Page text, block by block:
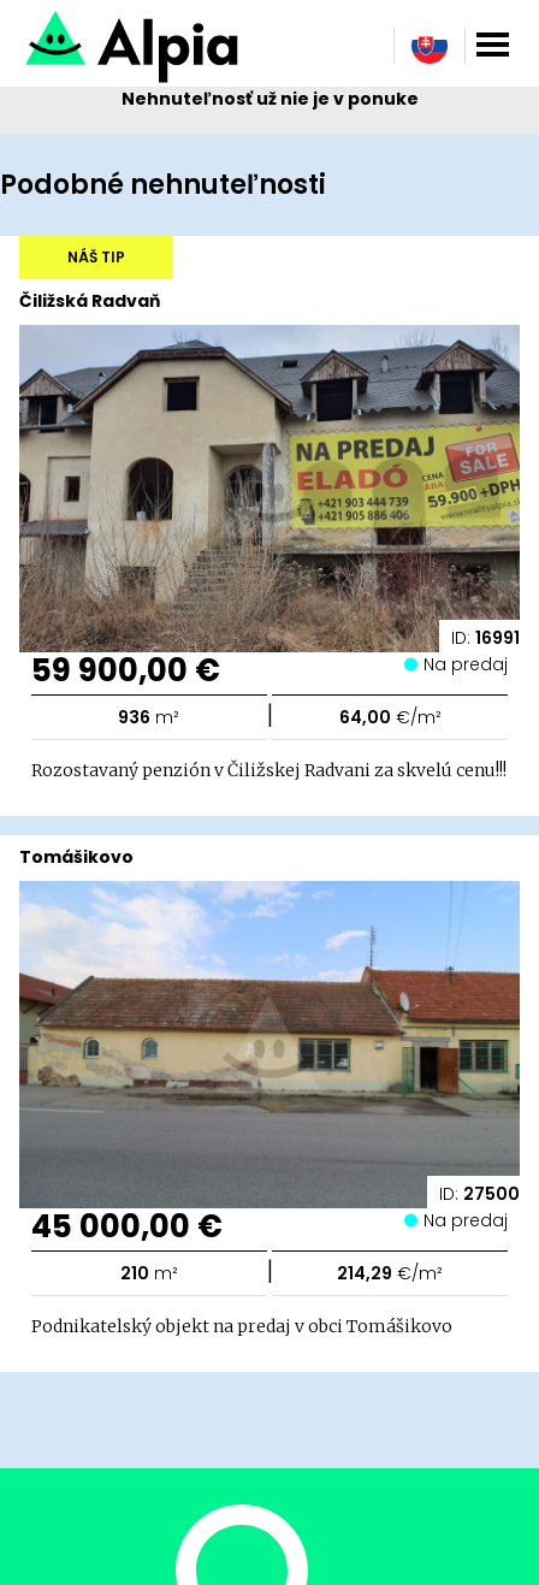
Nehnuteľnosť už nie je v ponuke
Podobné nehnuteľnosti
ID: 16991
Čiližská Radvaň
NÁŠ TIP
59 900,00 € Na predaj
936 m² | 64,00 €/m²
Rozostavaný penzión v Čiližskej Radvani za skvelú cenu!!!
ID: 27500
Tomášikovo
45 000,00 € Na predaj
210 m² | 214,29 €/m²
Podnikatelský objekt na predaj v obci Tomášikovo